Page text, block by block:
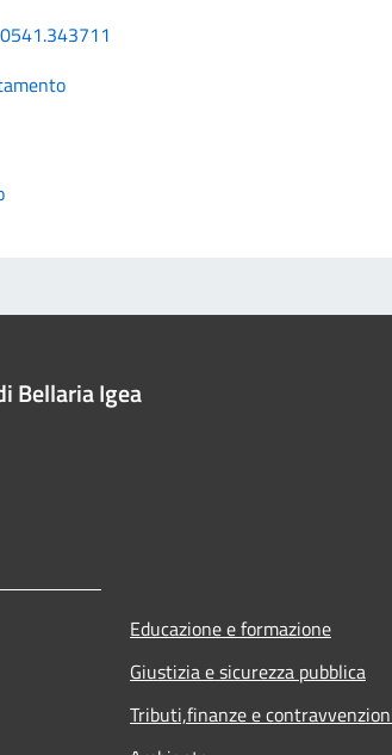
Bellaria Igea
Educazione e formazione
Giustizia e sicurezza pubblica
Tributi,finanze e